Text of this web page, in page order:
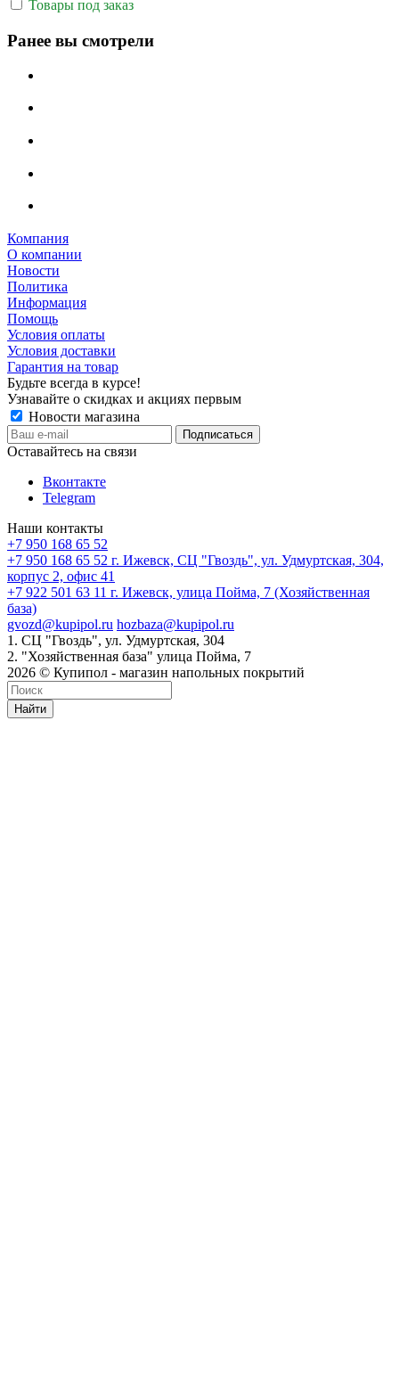
Товары под заказ
Ранее вы смотрели
Компания
О компании
Новости
Политика
Информация
Помощь
Условия оплаты
Условия доставки
Гарантия на товар
Будьте всегда в курсе!
Узнавайте о скидках и акциях первым
Новости магазина
Оставайтесь на связи
Вконтакте
Telegram
Наши контакты
+7 950 168 65 52
+7 950 168 65 52 г. Ижевск, СЦ "Гвоздь", ул. Удмуртская, 304,
корпус 2, офис 41
+7 922 501 63 11 г. Ижевск, улица Пойма, 7 (Хозяйственная
база)
gvozd@kupipol.ru hozbaza@kupipol.ru
1. СЦ "Гвоздь", ул. Удмуртская, 304
2. "Хозяйственная база" улица Пойма, 7
2026 © Купипол - магазин напольных покрытий
Найти